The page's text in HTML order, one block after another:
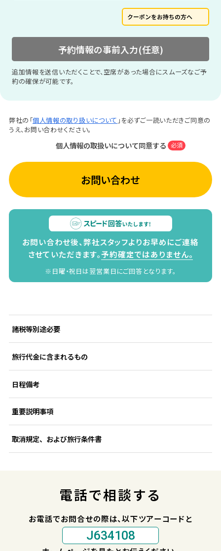
クーポンをお持ちの方へ
予約情報の事前入力(任意)
追加情報を送信いただくことで、空席があった場合にスムーズなご予
約の確保が可能です。
弊社の「個人情報の取り扱いについて 」を必ずご一読いただきご同意の
うえ、お問い合わせください。
個人情報の取扱いについて同意する 必須
お問い合わせ
お問い合わせ後、弊社スタッフよりお早めにご連絡
させていただきます。予約確定ではありません。
※日曜・祝日は翌営業日にご回答となります。
諸税等別途必要
旅行代金に含まれるもの
日程備考
重要説明事項
取消規定、および旅行条件書
電話で相談する
お電話でお問合せの際は、以下ツアーコードと
J634108